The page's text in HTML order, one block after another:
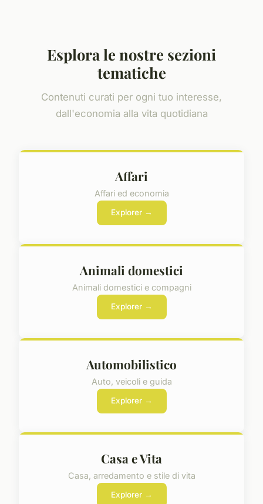
Esplora le nostre sezioni
tematiche
Contenuti curati per ogni tuo interesse,
dall'economia alla vita quotidiana
Affari
Affari ed economia
Explorer →
Animali domestici
Animali domestici e compagni
Explorer →
Automobilistico
Auto, veicoli e guida
Explorer →
Casa e Vita
Casa, arredamento e stile di vita
Explorer →